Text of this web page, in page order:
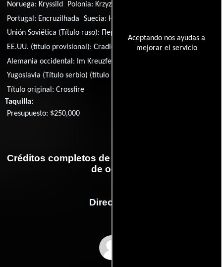
Aceptando nos ayudas a
mejorar el servicio
Noruega: Kryssild Polonia: Krzyzowy ogien
Portugal: Encruzilhada Suecia: Hämnden är rättvis
Unión Soviética (Título ruso): Перекрестный огонь
EE.UU. (título provisional):Cradle of Fear
Alemania occidental:
Im Kreuzfeuer
Yugoslavia (Título serbio) (título literal):
Título original:Crossfire
Taquilla:
Presupuesto: $250,000
Créditos completos de la película Encrucijada
de odios
Dirección